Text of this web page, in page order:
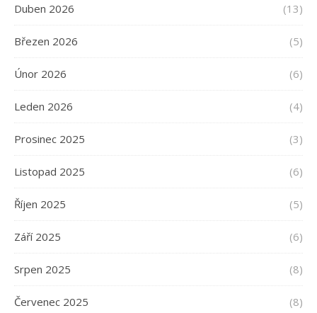
Duben 2026 (13)
Březen 2026 (5)
Únor 2026 (6)
Leden 2026 (4)
Prosinec 2025 (3)
Listopad 2025 (6)
Říjen 2025 (5)
Září 2025 (6)
Srpen 2025 (8)
Červenec 2025 (8)